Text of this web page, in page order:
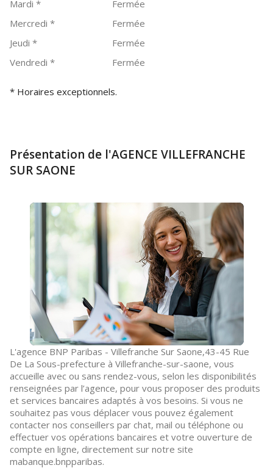
Mardi *
Fermée
Mercredi *
Fermée
Jeudi *
Fermée
Vendredi * Fermée
* Horaires exceptionnels.
Présentation de l'AGENCE VILLEFRANCHE
SUR SAONE
L'agence BNP Paribas - Villefranche Sur Saone,43-45 Rue
De La Sous-prefecture à Villefranche-sur-saone, vous
accueille avec ou sans rendez-vous, selon les disponibilités
renseignées par l’agence, pour vous proposer des produits
et services bancaires adaptés à vos besoins. Si vous ne
souhaitez pas vous déplacer vous pouvez également
contacter nos conseillers par chat, mail ou téléphone ou
effectuer vos opérations bancaires et votre ouverture de
compte en ligne, directement sur notre site
mabanque.bnpparibas.